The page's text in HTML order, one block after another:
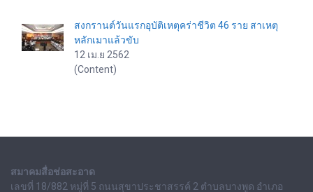
สงกรานต์วันแรกอุบัติเหตุคร่าชีวิต 46 ราย สาเหตุ
หลักเมาแล้วขับ
12 เม.ย 2562
(Content)
สมาคมสื่อช่อสะอาด
เลขที่ 18/882 หมู่ที่ 5 ถนนสุขาประชาสรรค์ 2 ตำบลบางพูด อำเภอ